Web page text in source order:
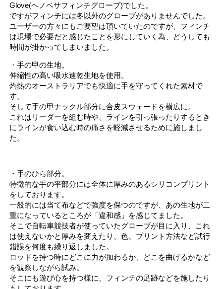
Glove(ヘノベサフィンチグローブ)でした。
ですがフィンチには冬以外のグローブがありませんでした。
ユーザーの方々にもご要望は頂いていたのですが、フィンチ
は現場で必要だと感じたことを形にしていく為、どうしても
時間が掛かってしまいました。
・手の甲の生地。
伸縮性の高い吸水速乾生地を使用。
灼熱のオーストラリアでも快適に手を守ってくれた素材で
す。
そして手の甲ナックル部分に合皮スウェードを横広に。
これはリーダーを組む時や、ラインを引っ張ったりするとき
にラインが食い込む時の痛さを軽減させるために施しまし
た。
・手のひら部分。
特徴的な手の平部分には全体に厚みのあるシリコンプリント
をしております。
一般的には当て布などで強度を保つのですが、あの生地が二
重になっているところが「違和感」を感じてました。
そこで自転車競技者が使っていたグローブが目に入り、これ
は使えないかと厚みを変えたり、色、プリント方法など試行
錯誤を何度も繰り返しました。
ロッドを持つ時にどこに力が加わるか、どこを曲げるかなど
を観察しながら試み。
そこにも遊び心を持つ様に、フィンチの足跡などを施したり